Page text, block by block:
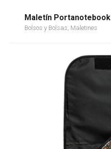
Maletín Portanotebook
Bolsos y Bolsas, Maletines